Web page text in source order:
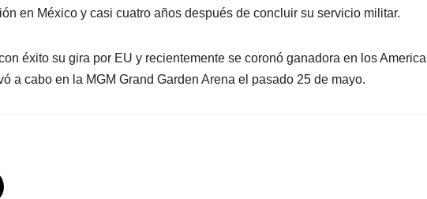
en México y casi cuatro años después de concluir su servicio militar.
éxito su gira por EU y recientemente se coronó ganadora en los
a cabo en la MGM Grand Garden Arena el pasado 25 de mayo.